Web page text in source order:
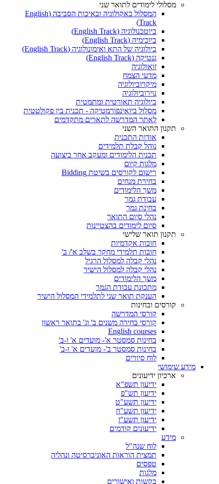
מסלולי לימודים לתואר שני
המסלול באקולוגיה ובאיכות הסביבה (English
Track)
ביוטכנולוגיה (English Track)
ביוכימיה (English Track)
ביולוגיה של התא ואימונולוגיה (English Track)
גנטיקה (English Track)
זואולוגיה
מדעי הצמח
מיקרוביולוגיה
נוירוביולוגיה
ביולוגיה תאורטית ומתמטית
מסלול ביואינפורמטיקה - תכנית בין פקולטטית
לאתר המדרשה לתארים מתקדמים
תקנון התואר השני
אודות התכנית
נוהל קבלת תלמידים
תכנית הלימודים ומעקב אחר ביצועה
מלגות קיום
רישום לקורסים בשיטת Bidding
בחירת מנחים
משך הלימודים
עבודת גמר
בחינת גמר
נהלי סיום התואר
סיום לימודים בהצטיינות
תקנון תואר שלישי
חובות אקדמיות
חובות תלמידי מחקר בשלב א'/ ב'
נהלי קבלה למסלול הרגיל
נהלי קבלה למסלול הישיר
משך הלימודים
מתכונת עבודת הגמר
הענקת תואר שני לתלמידי המסלול הישיר
קורסים ובחינות
קורסי המדרשה
קורסי בחירה משנים ב' וג' בתואר ראשון
English courses
בחינות סמסטר א'- מועדים א' ו-ב'
בחינות סמסטר ב'- מועדים א' ו-ב'
לוח סיורים
מידע שימושי
ארכיון ידיעונים
ידיעון תשפ"א
ידיעון תש"פ
ידיעון תשע"ט
ידיעון תשע"ח
ידיעון תשע"ז
ידיעונים קודמים
מידע
לוח שנה"ל
תמצית הוראות האוניברסיטה ונהליה
טפסים
מלגות
בקשות ואישורים